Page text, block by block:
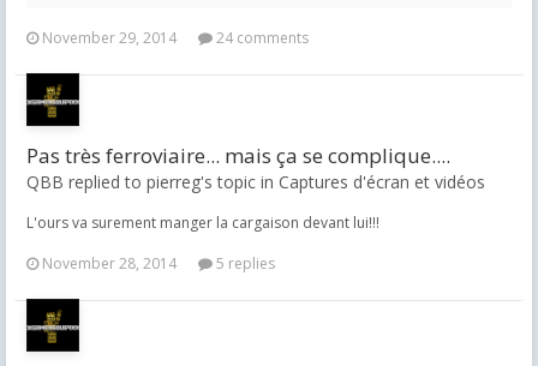
November 29, 2014 24 comments
Pas très ferroviaire... mais ça se complique....
QBB replied to pierreg's topic in Captures d'écran et vidéos
L'ours va surement manger la cargaison devant lui!!!
November 28, 2014
5 replies